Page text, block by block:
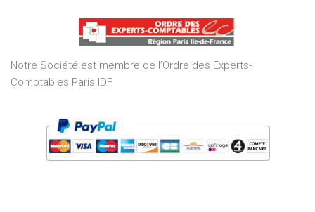
of
5
Notre Société est membre de l’Ordre des Experts-
Comptables Paris IDF.